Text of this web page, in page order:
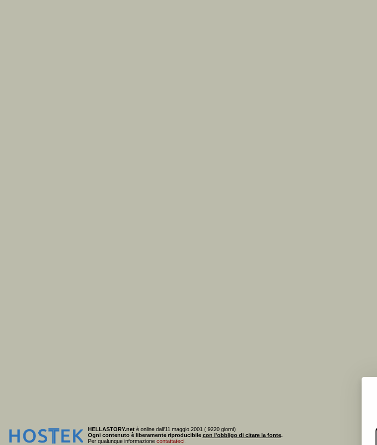
HELLASTORY.netè online dall'11 maggio 2001 ( 9220 giorni)
Ogni contenuto è liberamente riproducibile con l'obbligo di citare la fonte.
Per qualunque informazione contattateci.